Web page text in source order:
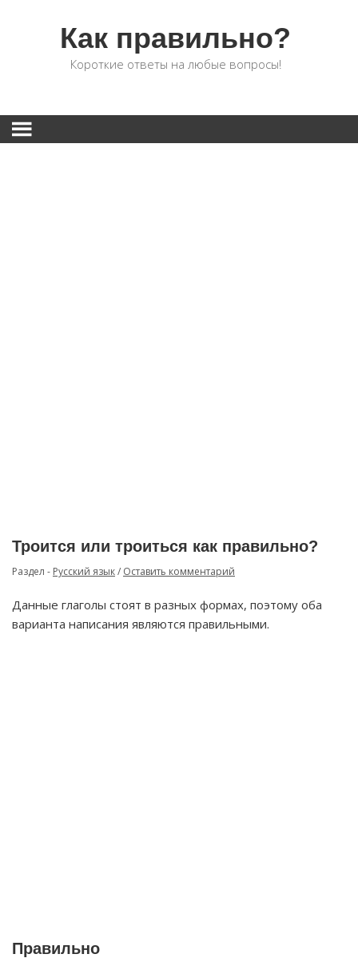
Как правильно?
Короткие ответы на любые вопросы!
Троится или троиться как правильно?
Раздел - Русский язык/ Оставить комментарий
Данные глаголы стоят в разных формах, поэтому оба
варианта написания являются правильными.
Правильно